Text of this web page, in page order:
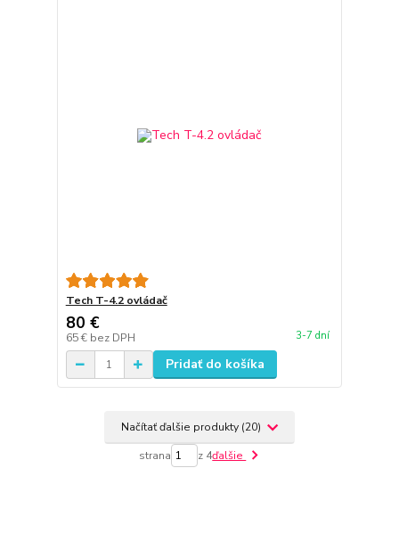
Tech T-4.2 ovládač
80 €
65 € bez DPH 3-7 dní
Pridať do košíka
Načítať ďalšie produkty (20)
strana z 4ďalšie